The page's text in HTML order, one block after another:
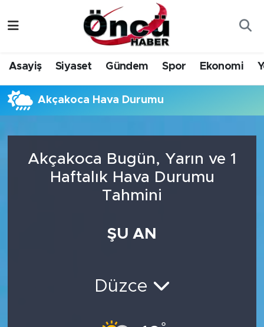
Asayiş Siyaset Gündem Spor Ekonomi
Akçakoca Hava Durumu
Akçakoca Bugün, Yarın ve 1
Haftalık Hava Durumu
Tahmini
ŞU AN
Düzce
Gündem
Sağlık & Çevre
Spor
Siyaset
Düzce Nöbetçi Eczaneler
Düzce Hava Durumu
Düzce Namaz Vakitleri
Düzce Trafik Yoğunluk Haritası
Süper Lig Puan Durumu ve Fikstür
Tüm Manşetler